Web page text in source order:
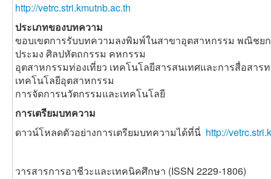
http://vetrc.stri.kmutnb.ac.th
ประเภทของบทความ
ขอบเขตการรับบทความลงพิมพ์ในสาขาอุตสาหกรรม พณิชย
ประมง ศิลปหัตถกรรม คหกรรม
อุตสาหกรรมท่องเที่ยว เทคโนโลยีสารสนเทศและการสื่อสา
เทคโนโลยีอุตสาหกรรม
การจัดการนวัตกรรมและเทคโนโลยี
การเตรียมบทความ
ดาวน์โหลดตัวอย่างการเตรียมบทความได้ที่นี่ http://
วารสารการอาชีวะและเทคนิคศึกษา (ISSN 2229-1806)